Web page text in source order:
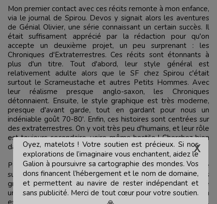
Mon premier contact avec ces récits remonte à mon enfance,
via le journal de Spirou. Devos y signait alors les aventures
de Génial Olivier, une série connaissant un certain succès. Il
était suffisament apprécié par la rédaction pour qu'on
accepte un deuxième projet, un peu surprenant : les
Chroniques d'Extraterrestres. Ces récits sont étonnants à
plus d'un titre. Tout d'abord, leur style général est
relativement adulte alors que le SF chez Spirou c'était
surtout le Scrameustache et autres Petits Hommes. Avec
leur réalisme presque anglo-saxon, les Chroniques
détonnaient. Ensuite, le style graphique est très moderne,
presque d'avant garde, tout en gardant pour nous un
indéniable goût 70-80'. Enfin, ces histoires sont centrées sur
des extraterrestres. On y voit très peu d'humains, et leur rôle
est toujours secondaire, voire même hostile ! Cherchez bien
dans vos lecture : c'est une chose rarissime.
Personnelement, j'ai toujours aimé, même petit. Aussi, je me
suis efforcé de retrouver cette collection. J'aime les
graphismes et le côté Star Trek des scénarios. il y a toute
une réflexion sur l'humanité dans ces histoires dont l'humain
est absent. Il y a surtout une vision du monde et futur. Bref,
Oyez, matelots ! Votre soutien est précieux. Si nos
explorations de l’imaginaire vous enchantent, aidez le
Galion à poursuivre sa cartographie des mondes. Vos
dons financent l’hébergement et le nom de domaine,
et permettent au navire de rester indépendant et
sans publicité. Merci de tout cœur pour votre soutien.